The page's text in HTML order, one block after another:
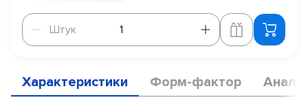
Штук
Штук
Характеристики Форм-фактор